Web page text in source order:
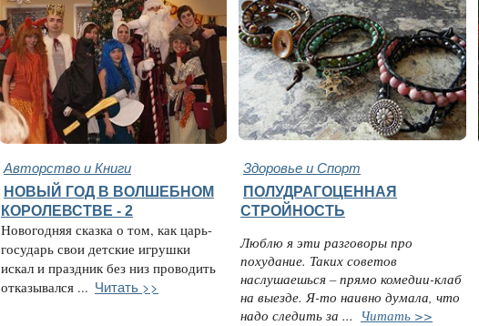
Авторство и Книги Здоровье и Спорт
НОВЫЙ ГОД В ВОЛШЕБНОМ
КОРОЛЕВСТВЕ - 2
Новогодняя сказка о том, как царь-
государь свои детские игрушки
искал и праздник без низ проводить
отказывался ... Читать >>
ПОЛУДРАГОЦЕННАЯ
СТРОЙНОСТЬ
Люблю я эти разговоры про
похудание. Таких советов
наслушаешься – прямо комедии-клаб
на выезде. Я-то наивно думала, что
надо следить за ... Читать >>